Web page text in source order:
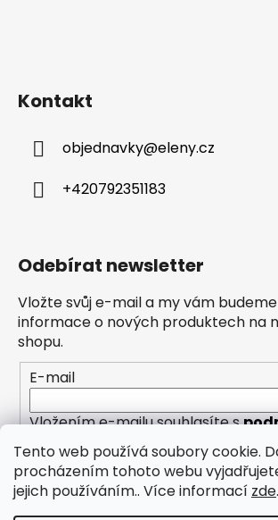
Tento web používá soubory cookie.
procházením tohoto webu
jejich používáním.. Více informací zde.
Kontakt
objednavky@eleny.cz
+420792351183
Odebírat newsletter
Vložte svůj e-mail a my vám
informace o nových produktech na
shopu.
E-mail
Vložením e-mailu souhlasíte s
ochrany osobních údajů
PŘIHLÁSIT SE